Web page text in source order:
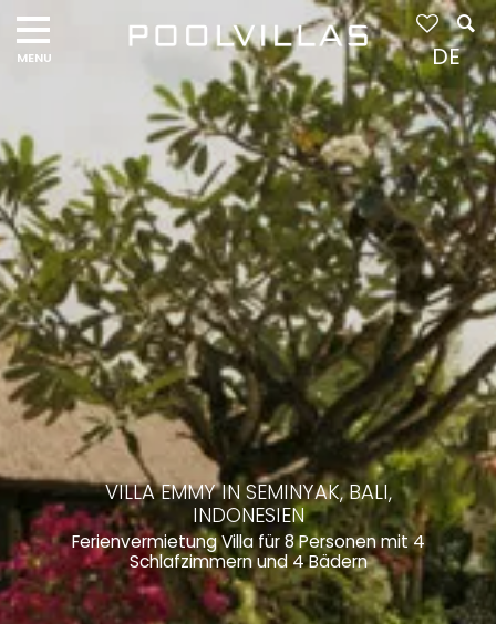
VILLA EMMY IN SEMINYAK, BALI,
INDONESIEN
Ferienvermietung Villa für 8 Personen mit 4
Schlafzimmern und 4 Bädern
DE